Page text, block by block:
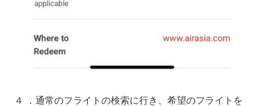
４ ．通常のフライトの検索に行き、希望のフライトを